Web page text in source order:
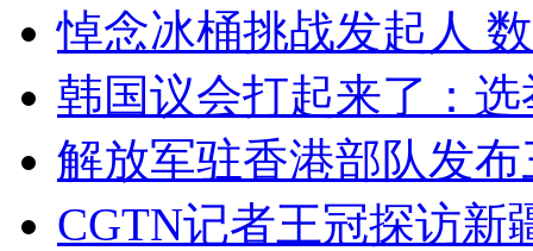
悼念冰桶挑战发起人
韩国议会打起来了：
解放军驻香港部队发
CGTN记者王冠探访新